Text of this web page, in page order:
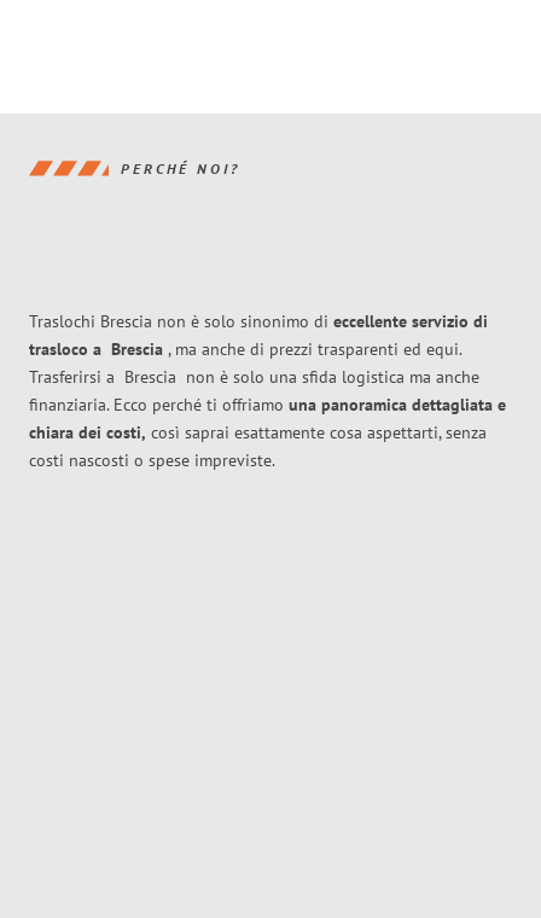
PERCHÉ NOI?
Traslochi Brescia non è solo sinonimo di eccellente servizio di
trasloco a Brescia , ma anche di prezzi trasparenti ed equi.
Trasferirsi a Brescia non è solo una sfida logistica ma anche
finanziaria. Ecco perché ti offriamo una panoramica dettagliata e
chiara dei costi, così saprai esattamente cosa aspettarti, senza
costi nascosti o spese impreviste.